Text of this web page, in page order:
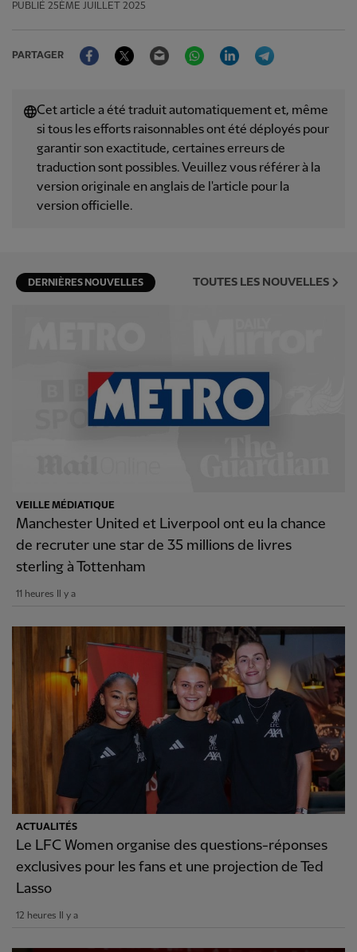
PUBLIÉ 25ÈME JUILLET 2025
PARTAGER
FacebookTwitter Email WhatsAppLinkedIn
Cet article a été traduit automatiquement et, même
si tous les efforts raisonnables ont été déployés pour
garantir son exactitude, certaines erreurs de
traduction sont possibles. Veuillez vous référer à la
version originale en anglais de l'article pour la
version officielle.
DERNIÈRES NOUVELLES TOUTES LES NOUVELLES
VEILLE MÉDIATIQUE
Manchester United et Liverpool ont eu la chance
de recruter une star de 35 millions de livres
sterling à Tottenham
11 heures Il y a
ACTUALITÉS
Le LFC Women organise des questions-réponses
exclusives pour les fans et une projection de Ted
Lasso
12 heures Il y a